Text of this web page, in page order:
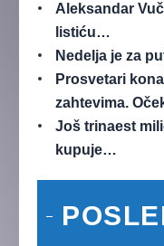
Aleksandar
listiću…
Nedelja je za
Prosvetari
zahtevima.
Još trinaest
kupuje…